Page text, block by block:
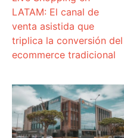
LATAM: El canal de
venta asistida que
triplica la conversión del
ecommerce tradicional